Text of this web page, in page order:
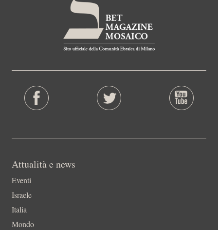
Attualità e news
Eventi
Israele
Italia
Mondo